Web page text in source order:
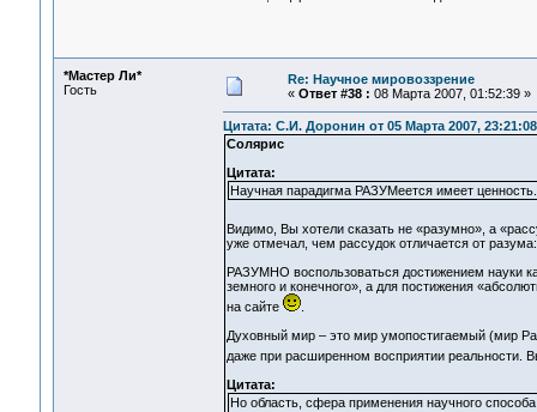
*Мастер Ли*
Гость
Re: Научное мировоззрение
« Ответ #38 : 08 Марта 2007, 01:52:39 »
Цитата: С.И. Доронин от 05 Марта 2007, 23:21:08
Солярис
Цитата:
Научная парадигма РАЗУМеется имеет
Видимо, Вы хотели сказать не «разумно», а
уже отмечал, чем рассудок отличается от
РАЗУМНО воспользоваться достижением науки
земного и конечного», а для постижения
на сайте
.
Духовный мир – это мир умопостигаемый (мир
даже при расширенном восприятии
Цитата:
Но область, сфера применения научного